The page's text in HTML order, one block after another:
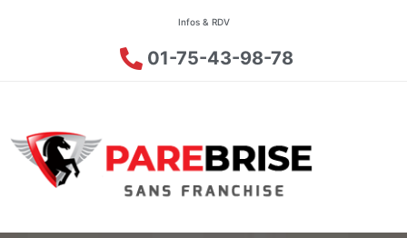
Infos & RDV
01-75-43-98-78